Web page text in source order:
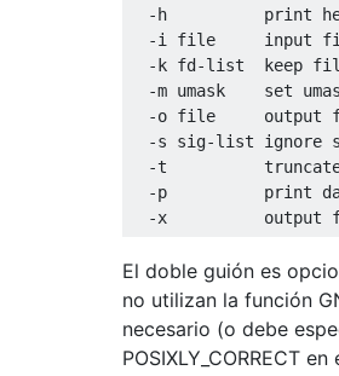
-h          print
-i file     input
-k fd-list  keep
-m umask    set
-o file     output
-s sig-list ignore
-t
-p          print
El doble guión es
no utilizan la función
necesario (o debe
POSIXLY_CORRECT